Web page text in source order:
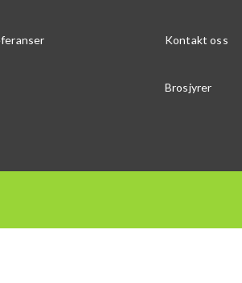
Kontakt oss
Brosjyrer